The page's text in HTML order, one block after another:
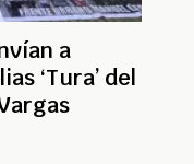
a
‘Tura’ del